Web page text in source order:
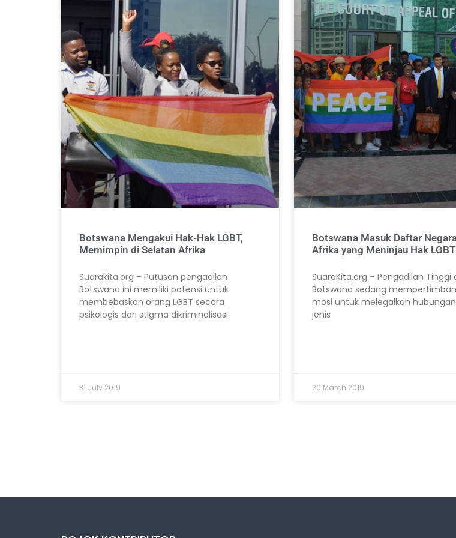
Botswana Mengakui Hak-Hak LGBT,
Memimpin di Selatan Afrika
Suarakita.org – Putusan pengadilan
Botswana ini memiliki potensi untuk
membebaskan orang LGBT secara
psikologis dari stigma dikriminalisasi.
31 July 2019
Botswana Masuk Daftar
Afrika yang Meninjau Hak LGBT
SuaraKita.org – Pengadilan Tinggi
Botswana sedang
mosi untuk melegalkan
jenis
20 March 2019